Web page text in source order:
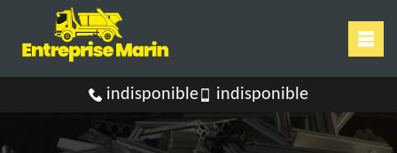
indisponible indisponible